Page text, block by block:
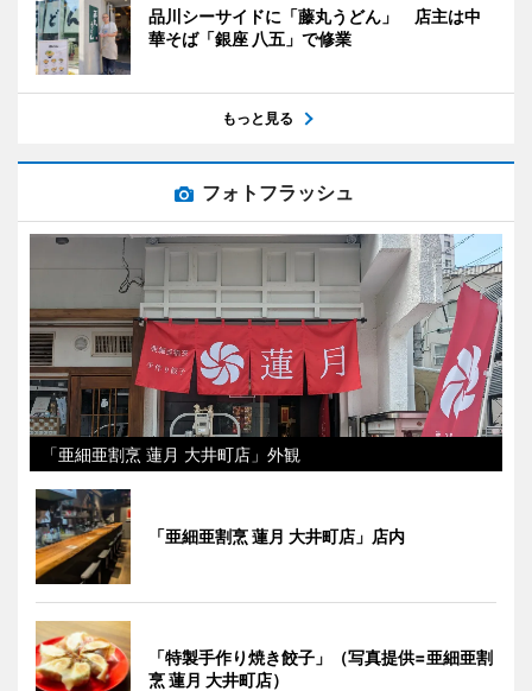
品川シーサイドに「藤丸うどん」 店主は中
華そば「銀座 八五」で修業
もっと見る
フォトフラッシュ
「亜細亜割烹 蓮月 大井町店」外観
「亜細亜割烹 蓮月 大井町店」店内
「特製手作り焼き餃子」（写真提供=亜細亜割
烹 蓮月 大井町店）